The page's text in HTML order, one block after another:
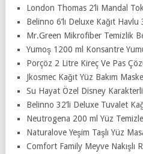
London Thomas 2’li Mandal
Belinno 6’lı Deluxe Kağıt
Mr.Green Mikrofiber Temizlik
Yumoş 1200 ml Konsantre
Porçöz 2 Litre Kireç Ve Pas
Jkosmec Kağıt Yüz Bakım
Su Hayat Özel Disney
Belinno 32’li Deluxe Tuvalet
Neutrogena 200 ml Yüz
Naturalove Yeşim Taşlı Yüz
Comfort Family Meyve Nakışlı